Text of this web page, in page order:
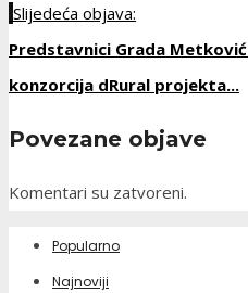
Slijedeća objava:
Predstavnici Grada
konzorcija dRural projekta...
Povezane objave
Komentari su zatvoreni.
Popularno
Najnoviji